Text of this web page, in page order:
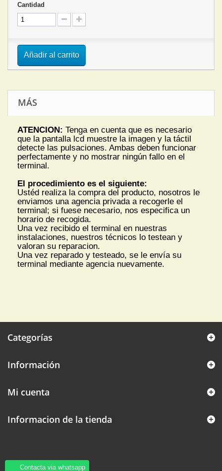
Contacta via whatsapp
Cantidad
Añadir al carrito
MÁS
ATENCION: Tenga en cuenta que es necesario
que la pantalla lcd muestre la imagen y la táctil
detecte las pulsaciones. Ambas deben funcionar
perfectamente y no mostrar ningún fallo en el
terminal.
El procedimiento es el siguiente:
Ustéd realiza la compra del producto, nosotros le
enviamos una agencia privada a recogerle el
terminal; si fuese necesario, nos especifica un
horario de recogida.
Una vez recibido el terminal en nuestras
instalaciones, nuestros técnicos lo testean y
valoran su reparacion.
Una vez reparado y testeado, se le envía su
terminal mediante agencia nuevamente.
Categorías
Información
Mi cuenta
Informacion de la tienda